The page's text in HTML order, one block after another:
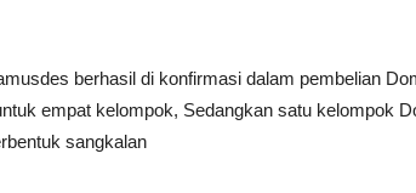
berhasil di konfirmasi dalam pembelian
empat kelompok, Sedangkan satu kelompok
sangkalan